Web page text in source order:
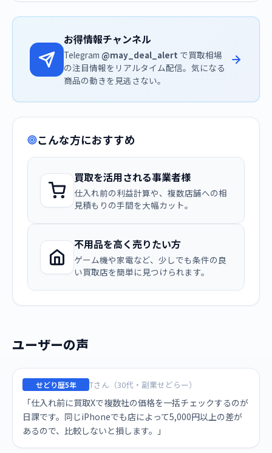
お得情報チャンネル
Telegram @may_deal_alert で買取相場
の注目情報をリアルタイム配信。気になる
商品の動きを見逃さない。
こんな方におすすめ
買取を活用される事業者様
仕入れ前の利益計算や、複数店舗への相
見積もりの手間を大幅カット。
不用品を高く売りたい方
ゲーム機や家電など、少しでも条件の良
い買取店を簡単に見つけられます。
ユーザーの声
せどり歴5年 Tさん（30代・副業せどらー）
「仕入れ前に買取Xで複数社の価格を一括チェックするのが
日課です。同じiPhoneでも店によって5,000円以上の差が
あるので、比較しないと損します。」